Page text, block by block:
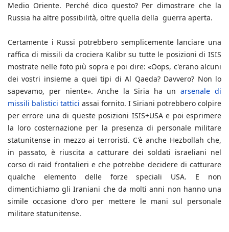
Medio Oriente. Perché dico questo? Per dimostrare che la
Russia ha altre possibilità, oltre quella della guerra aperta.
Certamente i Russi potrebbero semplicemente lanciare una
raffica di missili da crociera Kalibr su tutte le posizioni di ISIS
mostrate nelle foto più sopra e poi dire: «Oops, c'erano alcuni
dei vostri insieme a quei tipi di Al Qaeda? Davvero? Non lo
sapevamo, per niente». Anche la Siria ha unarsenale di
missili balistici tattici assai fornito. I Siriani potrebbero colpire
per errore una di queste posizioni ISIS+USA e poi esprimere
la loro costernazione per la presenza di personale militare
statunitense in mezzo ai terroristi. C'è anche Hezbollah che,
in passato, è riuscita a catturare dei soldati israeliani nel
corso di raid frontalieri e che potrebbe decidere di catturare
qualche elemento delle forze speciali USA. E non
dimentichiamo gli Iraniani che da molti anni non hanno una
simile occasione d'oro per mettere le mani sul personale
militare statunitense.